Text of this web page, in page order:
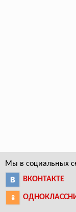
Мы в социальных
ВКОНТАКТЕ